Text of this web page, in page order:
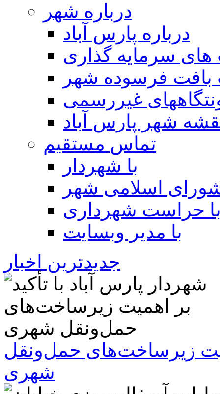
درباره شهر
درباره پارس آباد
سرمایه گذاری
بافت فرسوده شهر
غیررسمی
شهر پارس آباد
تماس مستقیم
با شهردار
اسلامی شهر
حراست شهرداری
با مدیر وبسایت
جدیدترین اخبار
زیرساخت‌های حمل‌ونقل
شهری